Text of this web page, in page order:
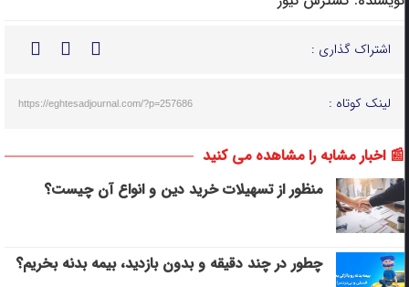
اشتراک گذاری :
لینک کوتاه : https://eghtesadjournal.com/?p=257686
📰 اخبار مشابه را مشاهده می کنید
منظور از تسهیلات خرید دین و انواع آن چیست؟
چطور در چند دقیقه و بدون بازدید، بیمه بدنه بخریم؟